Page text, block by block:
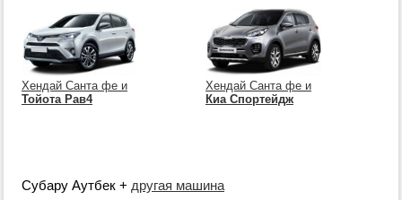
Хендай Санта фе и
Тойота Рав4
Хендай Санта фе и
Киа Спортейдж
Субару Аутбек + другая машина